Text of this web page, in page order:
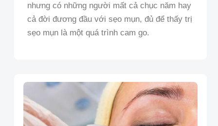
nhưng có những người mất cả chục năm hay
cả đời đương đầu với sẹo mụn, đủ để thấy trị
sẹo mụn là một quá trình cam go.